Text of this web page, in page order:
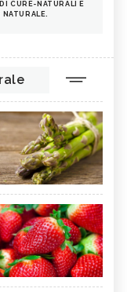
CURE-NATURALI E